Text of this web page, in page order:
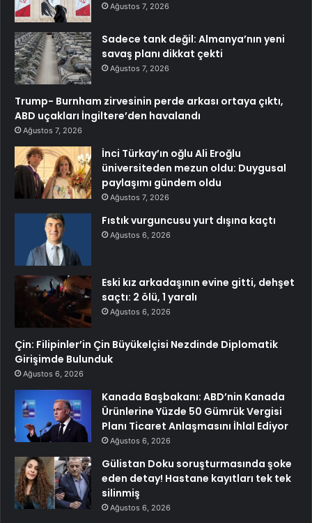
Ağustos 7, 2026
Sadece tank değil: Almanya’nın yeni
savaş planı dikkat çekti
Ağustos 7, 2026
Trump- Burnham zirvesinin perde arkası ortaya çıktı,
ABD uçakları İngiltere’den havalandı
Ağustos 7, 2026
İnci Türkay’ın oğlu Ali Eroğlu
üniversiteden mezun oldu: Duygusal
paylaşımı gündem oldu
Ağustos 7, 2026
Fıstık vurguncusu yurt dışına kaçtı
Ağustos 6, 2026
Eski kız arkadaşının evine gitti, dehşet
saçtı: 2 ölü, 1 yaralı
Ağustos 6, 2026
Çin: Filipinler’in Çin Büyükelçisi Nezdinde Diplomatik
Girişimde Bulunduk
Ağustos 6, 2026
Kanada Başbakanı: ABD’nin Kanada
Ürünlerine Yüzde 50 Gümrük Vergisi
Planı Ticaret Anlaşmasını İhlal Ediyor
Ağustos 6, 2026
Gülistan Doku soruşturmasında şoke
eden detay! Hastane kayıtları tek tek
silinmiş
Ağustos 6, 2026